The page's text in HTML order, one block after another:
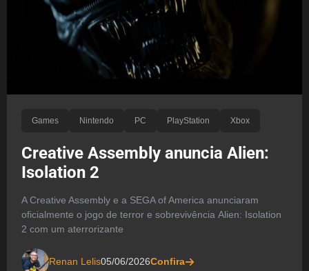
Games Nintendo PC PlayStation Xbox
Creative Assembly anuncia Alien:
Isolation 2
A Creative Assembly e a SEGA of America anunciaram
oficialmente o jogo de terror e sobrevivência Alien: Isolation
2 com um aterrorizante
Renan Lelis05/06/2026Confira